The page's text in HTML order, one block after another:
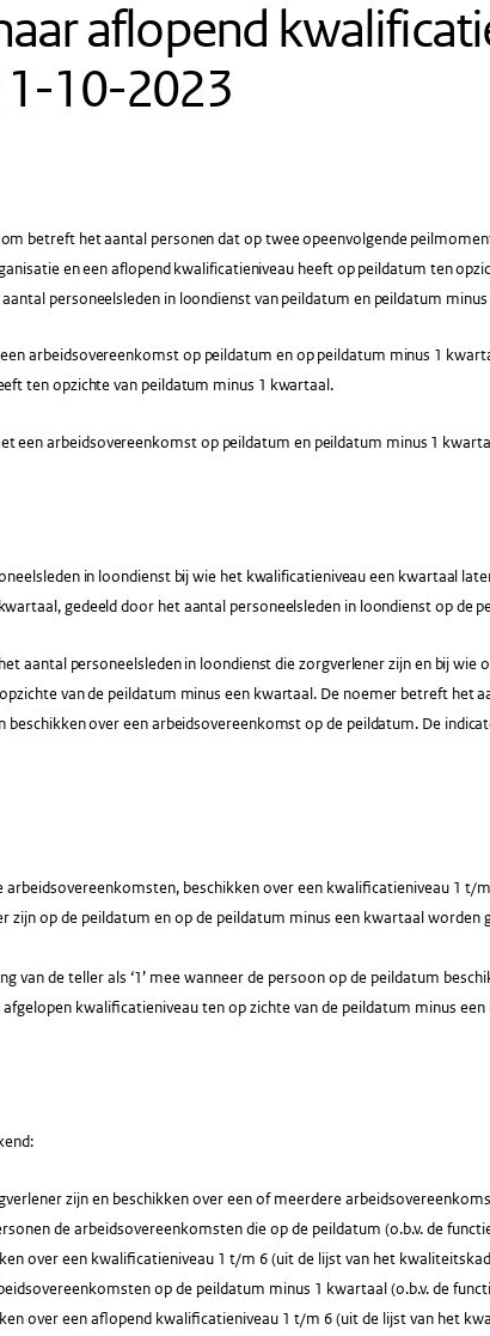
aflopend
10-2023
betreft het aantal personen dat op twee opeenvolgende
en een aflopend kwalificatieniveau heeft op peildatum ten
personeelsleden in loondienst van peildatum en peildatum
arbeidsovereenkomst op peildatum en op peildatum minus 1
ten opzichte van peildatum minus 1 kwartaal.
een arbeidsovereenkomst op peildatum en peildatum minus 1
in loondienst bij wie het kwalificatieniveau een kwartaal
gedeeld door het aantal personeelsleden in loondienst op de
aantal personeelsleden in loondienst die zorgverlener zijn en bij wie
van de peildatum minus een kwartaal. De noemer betreft het
beschikken over een arbeidsovereenkomst op de peildatum. De
beschikken over een kwalificatieniveau 1 t/
zijn op de peildatum en op de peildatum minus een kwartaal worden
van de teller als ‘1’ mee wanneer de persoon op de peildatum
kwalificatieniveau ten op zichte van de peildatum minus
zijn en beschikken over een of meerdere
de arbeidsovereenkomsten die op de peildatum (o.b.v. de
over een kwalificatieniveau 1 t/m 6 (uit de lijst van het
op de peildatum minus 1 kwartaal (o.b.v. de
over een aflopend kwalificatieniveau 1 t/m 6 (uit de lijst van het